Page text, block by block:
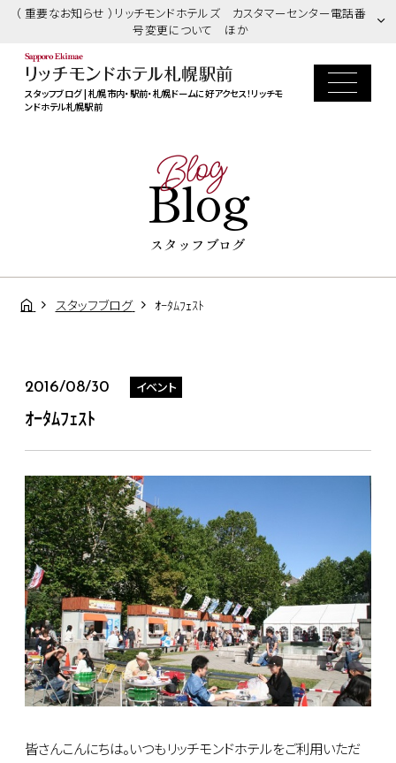
（ 重要なお知らせ ）リッチモンドホテルズ カスタマーセンター電話番
号変更について ほか
スタッフブログ | 札幌市内・駅前・札幌ドームに好アクセス！リッチモ
ンドホテル札幌駅前
Blog
Blog
スタッフブログ
スタッフブログ ｵｰﾀﾑﾌｪｽﾄ
2016/08/30 イベント
ｵｰﾀﾑﾌｪｽﾄ
皆さんこんにちは。いつもリッチモンドホテルをご利用いただ